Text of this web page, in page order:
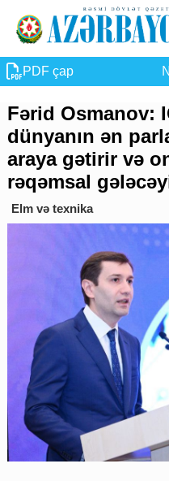
PDF çap
Fərid Osmanov:
dünyanın ən
araya gətirir və
rəqəmsal
Elm və texnika